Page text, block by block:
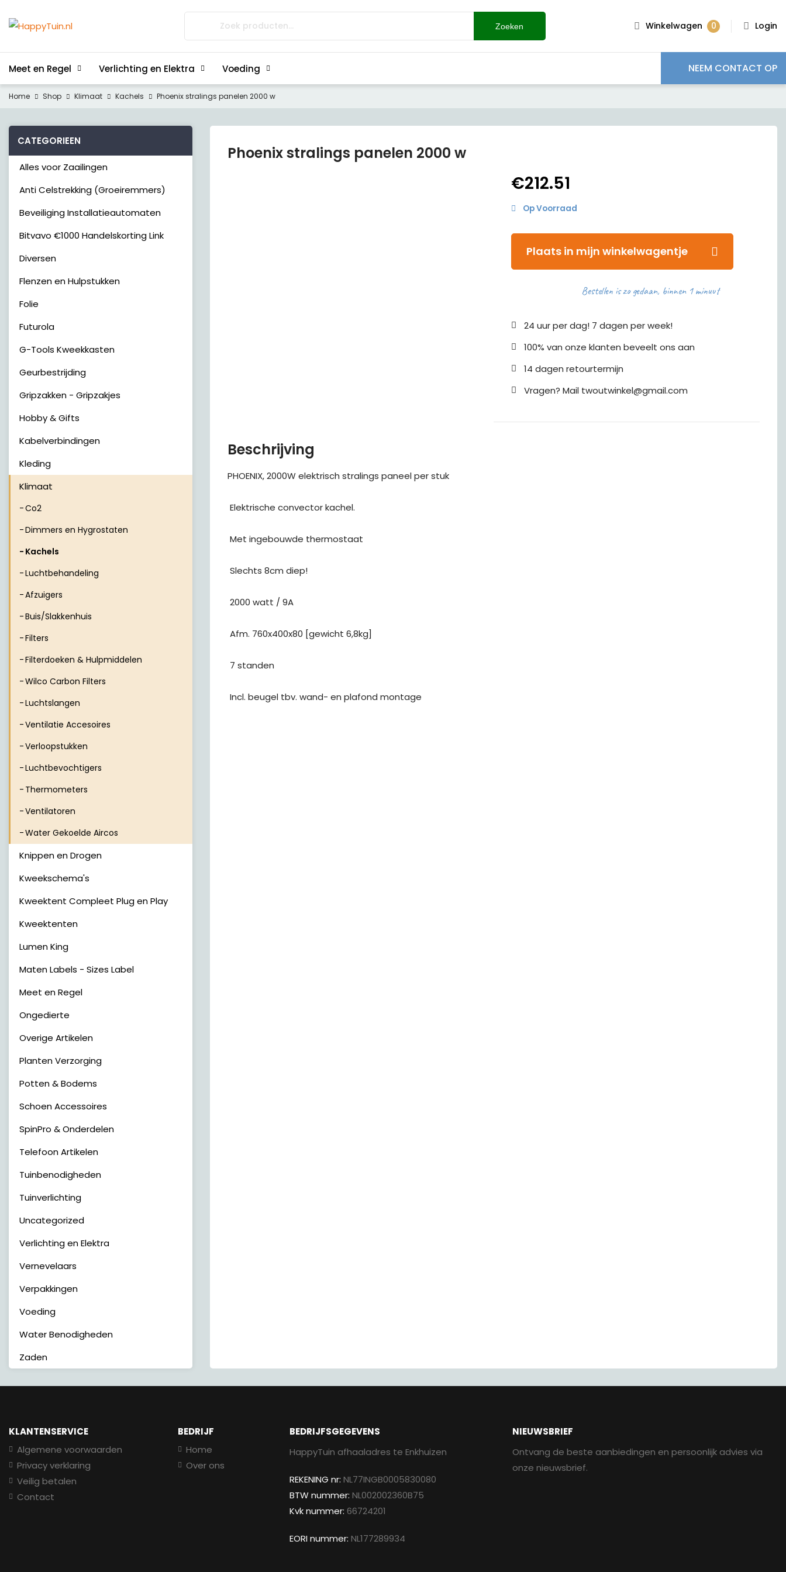
Zoeken Winkelwagen 0 Login
Meet en Regel Verlichting en Elektra Voeding NEEM CONTACT OP
Home Shop Klimaat Kachels Phoenix stralings panelen 2000 w
Phoenix stralings panelen 2000 w
€212.51
Op Voorraad
Plaats in mijn winkelwagentje
Bestellen is zo gedaan, binnen 1 minuut
24 uur per dag! 7 dagen per week!
100% van onze klanten beveelt ons aan
14 dagen retourtermijn
Vragen? Mail twoutwinkel@gmail.com
Beschrijving
PHOENIX, 2000W elektrisch stralings paneel per stuk
 Elektrische convector kachel.
 Met ingebouwde thermostaat
 Slechts 8cm diep!
 2000 watt / 9A
 Afm. 760x400x80 [gewicht 6,8kg]
 7 standen
 Incl. beugel tbv. wand- en plafond montage
CATEGORIEEN
Alles voor Zaailingen
Anti Celstrekking (Groeiremmers)
Beveiliging Installatieautomaten
Bitvavo €1000 Handelskorting Link
Diversen
Flenzen en Hulpstukken
Folie
Futurola
G-Tools Kweekkasten
Geurbestrijding
Gripzakken - Gripzakjes
Hobby & Gifts
Kabelverbindingen
Kleding
Klimaat
Co2
Dimmers en Hygrostaten
Kachels
Luchtbehandeling
Afzuigers
Buis/Slakkenhuis
Filters
Filterdoeken & Hulpmiddelen
Wilco Carbon Filters
Luchtslangen
Ventilatie Accesoires
Verloopstukken
Luchtbevochtigers
Thermometers
Ventilatoren
Water Gekoelde Aircos
Knippen en Drogen
Kweekschema's
Kweektent Compleet Plug en Play
Kweektenten
Lumen King
Maten Labels - Sizes Label
Meet en Regel
Ongedierte
Overige Artikelen
Planten Verzorging
Potten & Bodems
Schoen Accessoires
SpinPro & Onderdelen
Telefoon Artikelen
Tuinbenodigheden
Tuinverlichting
Uncategorized
Verlichting en Elektra
Vernevelaars
Verpakkingen
Voeding
Water Benodigheden
Zaden
KLANTENSERVICE
Algemene voorwaarden
Privacy verklaring
Veilig betalen
Contact
BEDRIJF
Home
Over ons
BEDRIJFSGEGEVENS
HappyTuin afhaaladres te Enkhuizen
REKENING nr: NL77INGB0005830080
BTW nummer: NL002002360B75
Kvk nummer: 66724201
EORI nummer: NL177289934
NIEUWSBRIEF
Ontvang de beste aanbiedingen en persoonlijk advies via
onze nieuwsbrief.